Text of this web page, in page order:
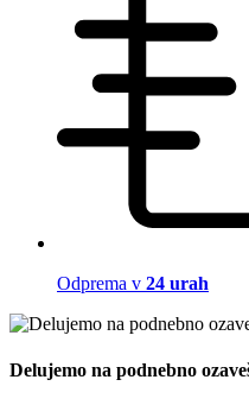
Odprema v 24 urah
Delujemo na podnebno